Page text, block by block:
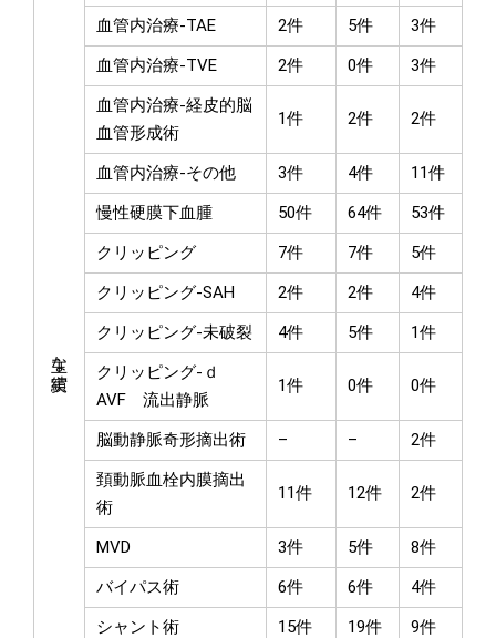
主な実績
血管内治療-TAE 2件 5件
3件
血管内治療-TVE
2件 0件
3件
血管内治療-経皮的脳
血管形成術
1件 2件 2件
血管内治療-その他 3件 4件
11件
慢性硬膜下血腫
50件 64件
53件
クリッピング
7件 7件
5件
クリッピング-SAH
2件 2件
4件
クリッピング-未破裂
4件 5件
1件
クリッピング-ｄ
AVF 流出静脈
1件 0件 0件
脳動静脈奇形摘出術 – –
2件
頚動脈血栓内膜摘出
術
11件 12件 2件
MVD 3件 5件
8件
バイパス術
6件 6件
4件
シャント術
15件 19件
9件